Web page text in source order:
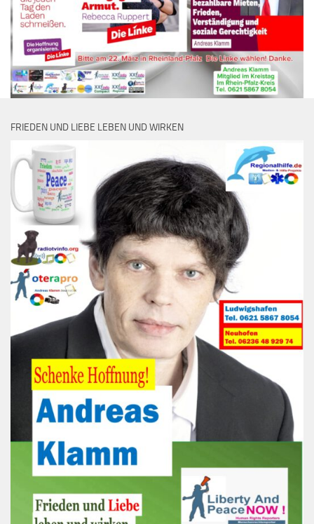
FRIEDEN UND LIEBE LEBEN UND WIRKEN